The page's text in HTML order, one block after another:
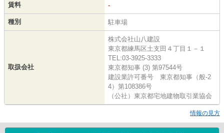
賃料 -
種別 駐車場
取扱会社
株式会社山八建設
東京都練馬区土支田４丁目１－１
TEL:03-3925-3333
東京都知事 (3) 第97544号
建設業許可番号 東京都知事（般-2
4）第108386号
（公社）東京都宅地建物取引業協会
情報の見方